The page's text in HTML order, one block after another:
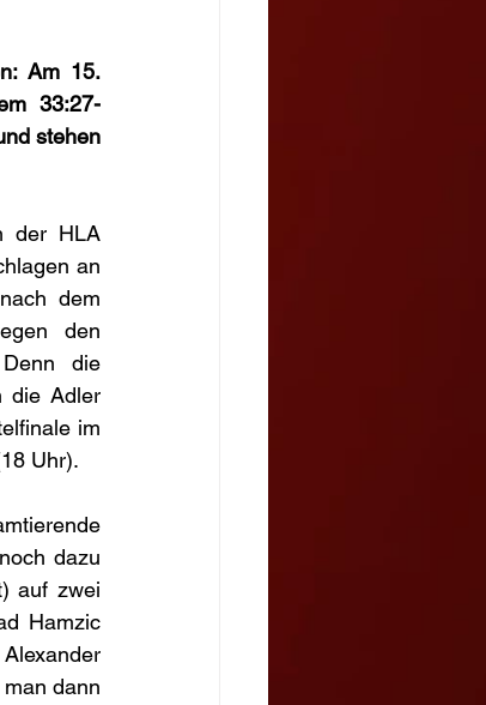
Am 15.
33:27-
stehen
der HLA
an
dem
den
die
die Adler
im
Uhr).
dazu
auf zwei
Hamzic
dann